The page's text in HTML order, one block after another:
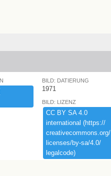
BILD: DATIERUNG
1971
BILD: LIZENZ
CC ​BY ​SA ​4.​0 ​
international ​(​https:​/​/​
creativecommons.​org/​
licenses/​by-​sa/​4.​0/​
legalcode)​